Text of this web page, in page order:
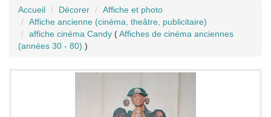
Accueil Décorer
Affiche et photo
Affiche ancienne (cinéma, theâtre, publicitaire)
affiche cinéma Candy (Affiches de cinéma anciennes
(années 30 - 80) )